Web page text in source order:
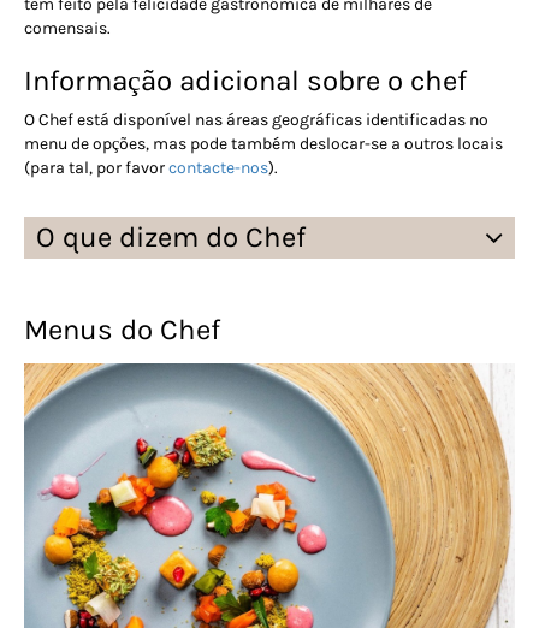
comensais.
Informação adicional sobre o chef
O Chef está disponível nas áreas geográficas identificadas no
menu de opções, mas pode também deslocar-se a outros locais
(para tal, por favorcontacte-nos).
O que dizem do Chef
Menus do Chef